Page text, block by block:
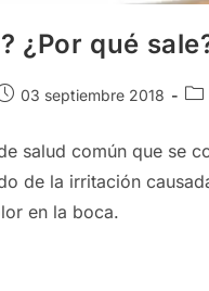
¿Por qué
03 septiembre 2018
salud común que se
de la irritación
en la boca.